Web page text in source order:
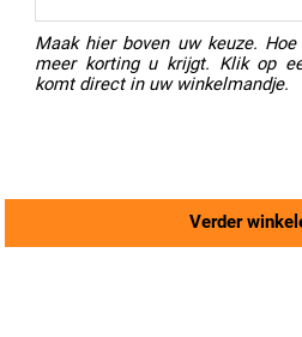
Maak hier boven uw keuze.
meer korting u krijgt. Klik op
komt direct in uw winkelmandje.
Verder